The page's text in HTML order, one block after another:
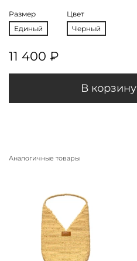
Размер
Единый
Цвет
Черный
11 400 ₽
В корзину
Аналогичные товары